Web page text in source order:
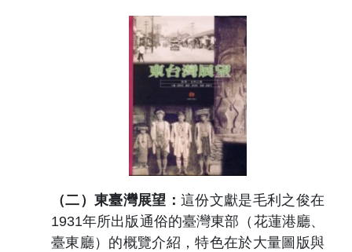
（二）東臺灣展望： 這份文獻是毛利之俊在
1931年所出版通俗的臺灣東部（花蓮港廳、
臺東廳）的概覽介紹，特色在於大量圖版與